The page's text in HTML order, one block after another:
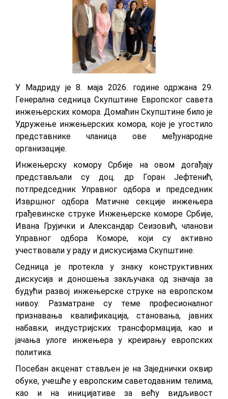
У Мадриду је 8. маја 2026. године одржана 29.
Генерална седница Скупштине Европског савета
инжењерских комора. Домаћин Скупштине било је
Удружење инжењерских комора, које је угостило
представнике чланица ове међународне
организације.
Инжењерску комору Србије на овом догађају
представљали су доц. др Горан Јефтенић,
потпредседник Управног одбора и председник
Извршног одбора Матичне секције инжењера
грађевинске струке Инжењерске коморе Србије,
Ивана Грујички и Александар Сеизовић, чланови
Управног одбора Коморе, који су активно
учествовали у раду и дискусијама Скупштине.
Седница је протекла у знаку конструктивних
дискусија и доношења закључака од значаја за
будући развој инжењерске струке на европском
нивоу. Разматране су теме професионалног
признавања квалификација, становања, јавних
набавки, индустријских трансформација, као и
јачања улоге инжењера у креирању европских
политика.
Посебан акценат стављен је на Заједнички оквир
обуке, учешће у европским саветодавним телима,
као и на иницијативе за већу видљивост